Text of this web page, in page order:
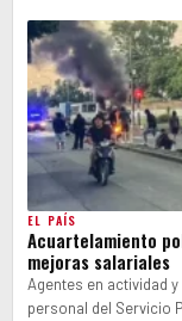
EL PAÍS
Acuartelamiento
mejoras salariales
Agentes en actividad
personal del Servicio